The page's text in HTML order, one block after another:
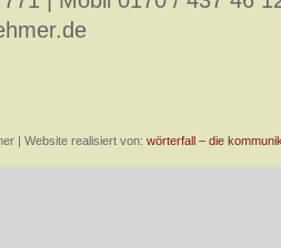
| Website realisiert von: wörterfall – die